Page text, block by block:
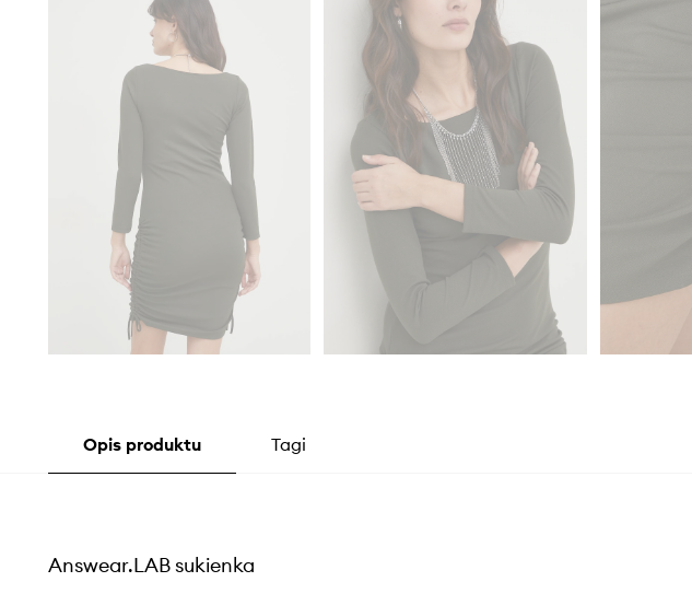
Opis produktu Tagi
Answear.LAB sukienka